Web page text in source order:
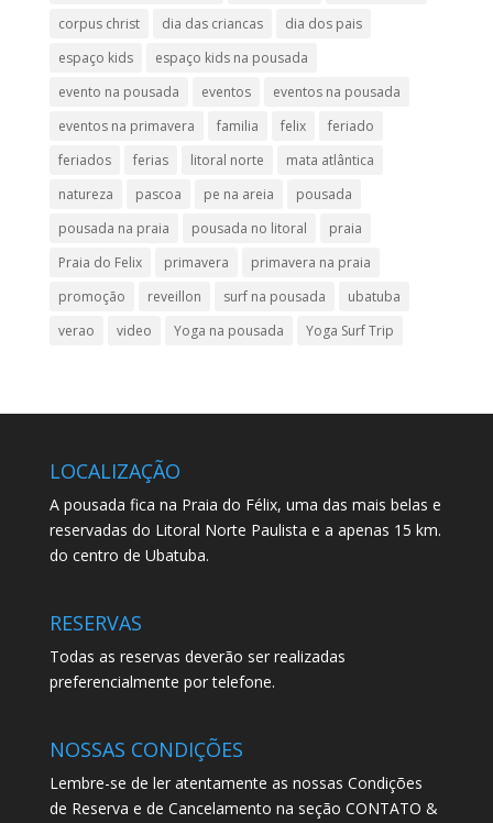
corpus christ
dia das criancas
dia dos pais
espaço kids
espaço kids na pousada
evento na pousada
eventos
eventos na pousada
eventos na primavera
familia felix
feriado
feriados
ferias litoral norte
mata atlântica
natureza
pascoa pe na areia
pousada
pousada na praia
pousada no litoral
praia
Praia do Felix
primavera
primavera na praia
promoção
reveillon surf na pousada
ubatuba
verao
video Yoga na pousada Yoga Surf Trip
LOCALIZAÇÃO
A pousada fica na Praia do Félix, uma das mais belas e
reservadas do Litoral Norte Paulista e a apenas 15 km.
do centro de Ubatuba.
RESERVAS
Todas as reservas deverão ser realizadas
preferencialmente por telefone.
NOSSAS CONDIÇÕES
Lembre-se de ler atentamente as nossas Condições
de Reserva e de Cancelamento na seção CONTATO &